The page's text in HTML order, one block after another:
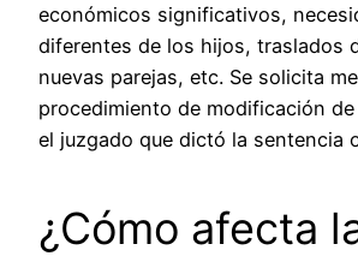
económicos significativos,
diferentes de los hijos, traslados
nuevas parejas, etc. Se solicita
procedimiento de modificación
el juzgado que dictó la sentencia
¿Cómo afecta